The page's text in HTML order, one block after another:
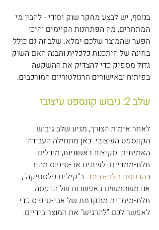
בנוסף, יש לבצע מחקר שוק יסודי - להבין מי
המתחרים, מה הפתרונות הקיימים והיכן
הפער שהמוצר שלכם ימלא. שלב זה גם כולל
בחינה של היתכנות כלכלית והבנה האם השוק
גדול מספיק כדי להצדיק את ההשקעה
בפיתוח ובאישורים הרגולטוריים המורכבים.
שלב 2: גיבוש קונספט עיצובי
לאחר אימות הצורך, מגיע שלב גיבוש
הקונספט העיצובי. כאן מתחילה העבודה
האמיתית: סקיצות ראשוניות, מודלים
תלת-ממדיים ולעיתים אב-טיפוס מהיר
בהדפסת תלת-מימד. ב"קילים פלסטיקה",
אנו משתמשים באפשרות של הדפסה
תלת-מימדית מתקדמת של אבי-טיפוס כדי
לאפשר לכם "להרגיש" את המוצר בידיים.